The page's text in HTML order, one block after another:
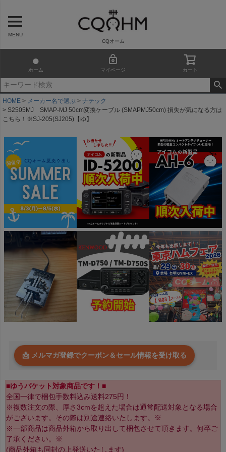
MENU
CQオーム
ホーム マイページ カート
HOME メーカー名で選ぶ
ナテック
S2505MJ SMAP-MJ 50cm変換ケーブル (SMAPMJ50cm) 損失が気になる方は
こちら！※SJ-205(SJ205)【ゆ】
📩 メルマガ登録でクーポン＆セール情報を受け取る
■ゆうパケット対象商品です！■
全国一律で梱包手数料込み送料275円！
※複数注文の際、厚さ3cmを超えた場合は通常配送対象となる場合
がございます。その際は別途連絡いたします。※
※一部商品は商品外箱から取り出して梱包させて頂きます。何卒ご
了承ください。※
(商品外箱も同封の上発送いたします)